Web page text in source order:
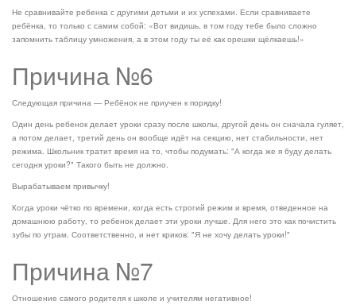
Не сравнивайте ребенка с другими детьми и их успехами. Если сравниваете
ребёнка, то только с самим собой: «Вот видишь, в том году тебе было сложно
запомнить таблицу умножения, а в этом году ты её как орешки щёлкаешь!»
Причина №6
Следующая причина — Ребёнок не приучен к порядку!
Один день ребенок делает уроки сразу после школы, другой день он сначала гуляет,
а потом делает, третий день он вообще идёт на секцию, нет стабильности, нет
режима. Школьник тратит время на то, чтобы подумать: "А когда же я буду делать
сегодня уроки?" Такого быть не должно.
Вырабатываем привычку!
Когда уроки чётко по времени, когда есть строгий режим и время, отведенное на
домашнюю работу, то ребенок делает эти уроки лучше. Для него это как почистить
зубы по утрам. Соответственно, и нет криков: "Я не хочу делать уроки!"
Причина №7
Отношение самого родителя к школе и учителям негативное!